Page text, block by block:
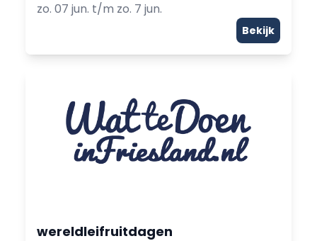
zo. 07 jun. t/m zo. 7 jun.
Bekijk
wereldleifruitdagen